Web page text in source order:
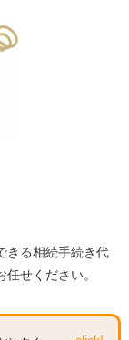
きる相続手続き代
任せください。